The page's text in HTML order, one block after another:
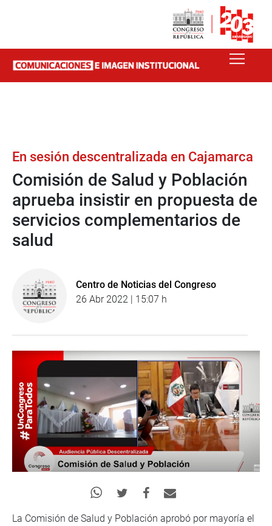
En sesión descentralizada en Cajamarca
Comisión de Salud y Población
aprueba insistir en propuesta de
servicios complementarios de
salud
Centro de Noticias del Congreso
26 Abr 2022 | 15:07 h
La Comisión de Salud y Población aprobó por mayoría el